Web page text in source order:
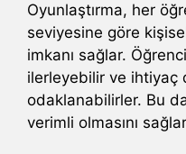
Oyunlaştırma, her
seviyesine göre
imkanı sağlar.
ilerleyebilir ve ihtiyaç
odaklanabilirler. Bu
verimli olmasını